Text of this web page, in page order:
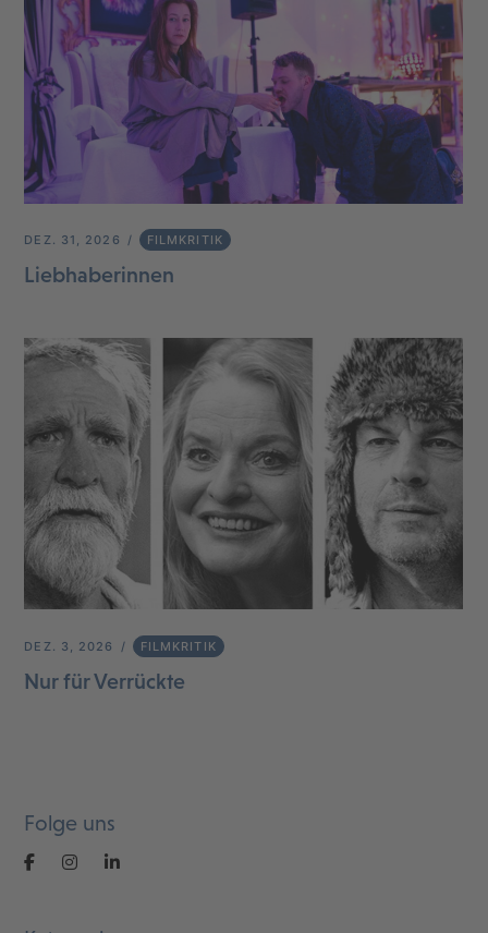
DEZ. 31, 2026 FILMKRITIK
Liebhaberinnen
DEZ. 3, 2026 FILMKRITIK
Nur für Verrückte
Folge uns